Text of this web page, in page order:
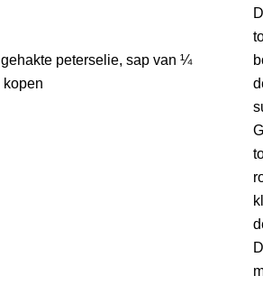
peterselie, sap van ¼
kopen